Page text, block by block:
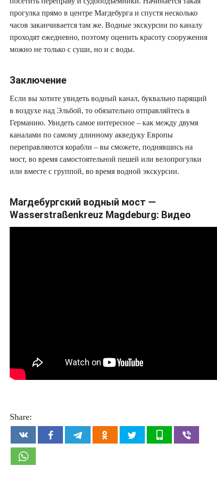
прогулка прямо в центре Магдебурга и спустя несколько
часов заканчивается там же. Водные экскурсии по каналу
проходят ежедневно, поэтому оценить красоту сооружения
можно не только с суши, но и с воды.
Заключение
Если вы хотите увидеть водный канал, буквально парящий
в воздухе над Эльбой, то обязательно отправляйтесь в
Германию. Увидеть самое интересное – как между двумя
каналами по самому длинному акведуку Европы
переправляются корабли – вы сможете, поднявшись на
мост, во время самостоятельной пешей или велопрогулки
или вместе с группой, во время водной экскурсии.
Магдебургский водный мост —
Wasserstraßenkreuz Magdeburg: Видео
Share: